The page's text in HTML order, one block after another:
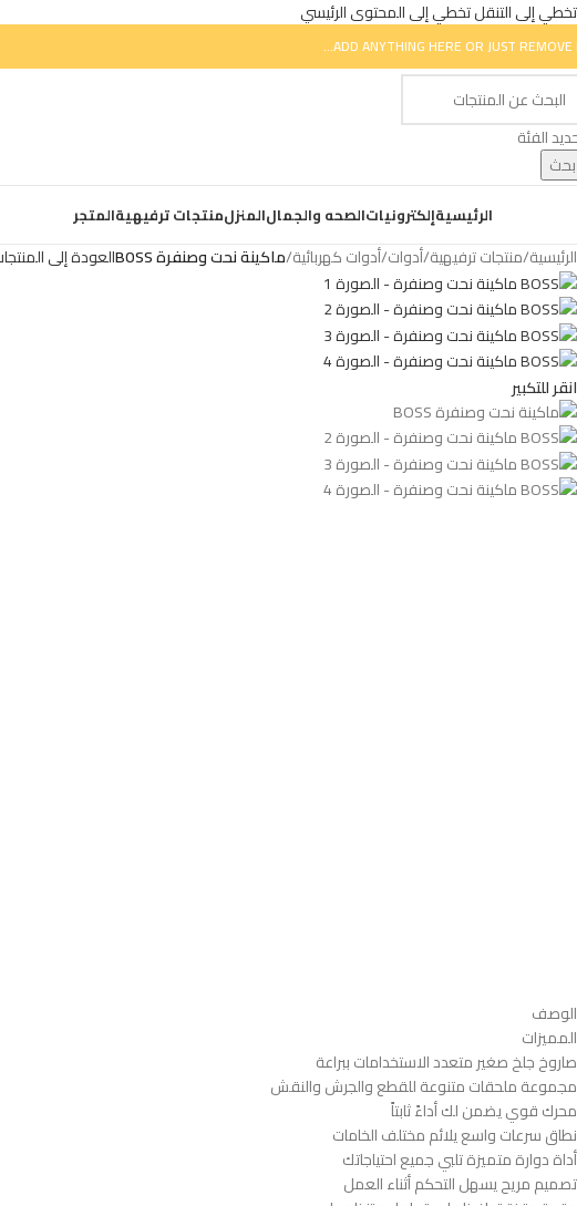
تخطي إلى التنقلتخطي إلى المحتوى الرئيسي
ADD ANYTHING HERE OR JUST REMOVE
الفئة
بحث
الرئيسيةإلكترونياتالصحه والجمالالمنزلمنتجات ترفيهيةالمتجر
الرئيسية/منتجات ترفيهية/أدوات/أدوات كهربائية/ماكينة نحت وصنفرة BOSS العودة إلى
انقر للتكبير
الوصف
المميزات
صاروخ جلخ صغير متعدد الاستخدامات ببراعة
مجموعة ملحقات متنوعة للقطع والجرش والنقش
محرك قوي يضمن لك أداءً ثابتاً
نطاق سرعات واسع يلائم مختلف الخامات
أداة دوارة متميزة تلبي جميع احتياجاتك
تصميم مريح يسهل التحكم أثناء العمل